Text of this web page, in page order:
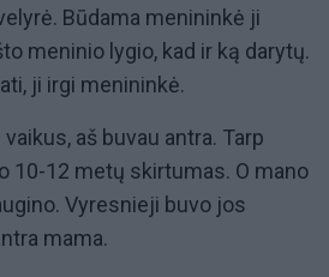
Būdama menininkė ji
meninio lygio, kad ir ką darytų.
ji irgi menininkė.
aš buvau antra. Tarp
10-12 metų skirtumas. O mano
Vyresnieji buvo jos
mama.